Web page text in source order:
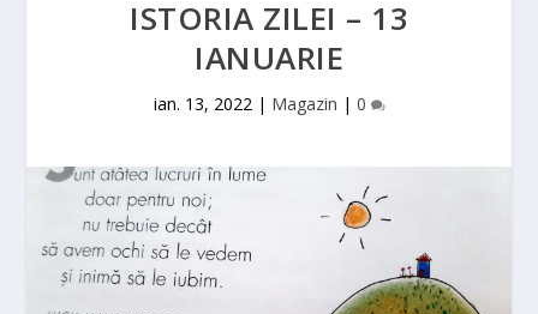
ISTORIA ZILEI – 13
IANUARIE
ian. 13, 2022| Magazin | 0